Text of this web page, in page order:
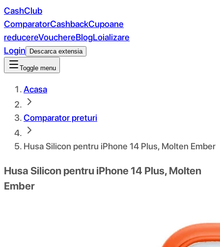
CashClub
ComparatorCashbackCupoane
reducereVouchereBlogLoializare
Login
Descarca extensia
Toggle menu
Acasa
Comparator preturi
Husa Silicon pentru iPhone 14 Plus, Molten Ember
Husa Silicon pentru iPhone 14 Plus, Molten
Ember